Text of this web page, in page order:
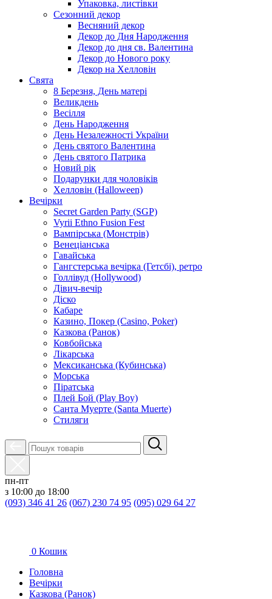
Упаковка, листівки
Сезонний декор
Весняний декор
Декор до Дня Народження
Декор до дня св. Валентина
Декор до Нового року
Декор на Хелловін
Свята
8 Березня, День матері
Великдень
Весілля
День Народження
День Незалежності України
День святого Валентина
День святого Патрика
Новий рік
Подарунки для чоловіків
Хелловін (Halloween)
Вечірки
Secret Garden Party (SGP)
Vyrii Ethno Fusion Fest
Вампірська (Монстрів)
Венеціанська
Гавайська
Гангстерська вечірка (Гетсбі), ретро
Голлівуд (Hollywood)
Дівич-вечір
Діско
Кабаре
Казино, Покер (Casino, Poker)
Казкова (Ранок)
Ковбойська
Лікарська
Мексиканська (Кубинська)
Морська
Піратська
Плей Бой (Play Boy)
Санта Муерте (Santa Muerte)
Стиляги
пн-пт
з 10:00 до 18:00
(093) 346 41 26 (067) 230 74 95 (095) 029 64 27
0 Кошик
Головна
Вечірки
Казкова (Ранок)